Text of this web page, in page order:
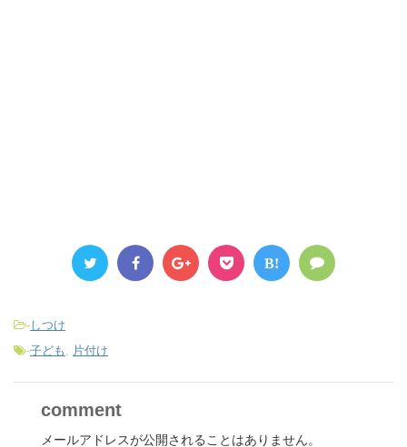
B!
-しつけ
-子ども 片付け
comment
メールアドレスが公開されることはありません。